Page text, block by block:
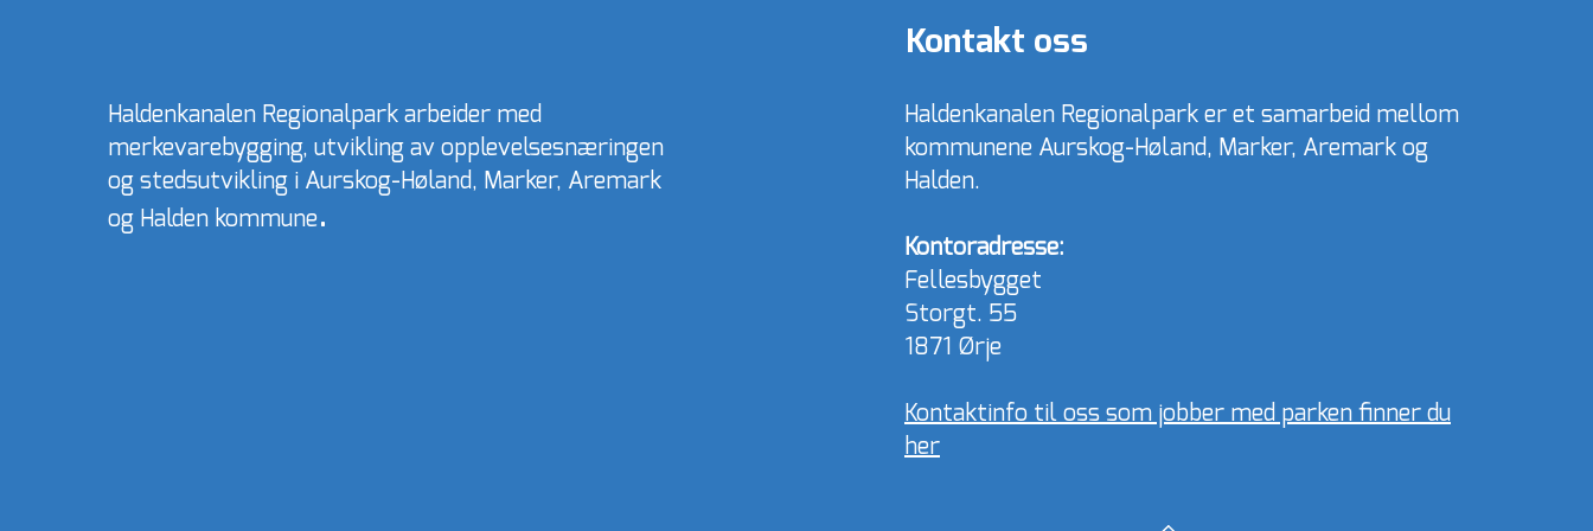
Haldenkanalen Regionalpark arbeider med
merkevarebygging, utvikling av opplevelsesnæringen
og stedsutvikling i Aurskog-Høland, Marker, Aremark
og Halden kommune .​​
Kontakt oss
Haldenkanalen Regionalpark er et samarbeid mellom
kommunene Aurskog-Høland, Marker, Aremark og
Halden.
Kontoradresse:
Fellesbygget
Storgt. 55
1871 Ørje
Kontaktinfo til oss som jobber med parken finner du
her